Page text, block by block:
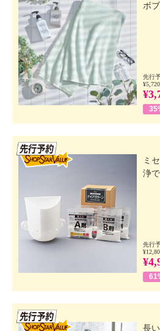
ボ
先行
¥5,720
ミ
浄
先行
長